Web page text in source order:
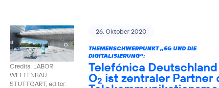
Credits: LABOR
WELTENBAU
STUTTGART, editor:
26. Oktober 2020
THEMENSCHWERPUNKT „5G UND DIE
DIGITALISIERUNG“:
Telefónica
O2 ist zentraler Partner